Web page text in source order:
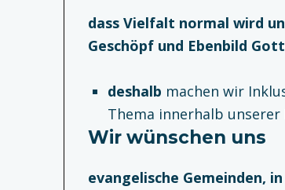
dass Vielfalt normal wird
Geschöpf und Ebenbild
deshalb machen wir
Thema innerhalb unserer
Wir wünschen uns
evangelische Gemeinden,